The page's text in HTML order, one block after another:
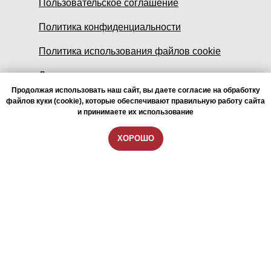
Продолжая использовать наш сайт, вы даете согласие на обработку
файлов куки (cookie), которые обеспечивают правильную работу сайта
и принимаете их использование
ХОРОШО
Пользовательское соглашение
Политика конфиденциальности
Политика использования файлов cookie
Лицензия
Выдаваемые документы